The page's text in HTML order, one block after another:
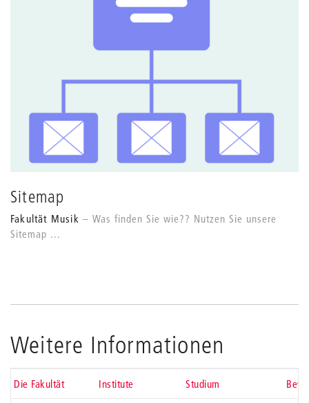
Sitemap
Fakultät Musik
Was finden Sie wie?? Nutzen Sie unsere
Sitemap ...
Weitere Informationen
Die Fakultät Institute Studium